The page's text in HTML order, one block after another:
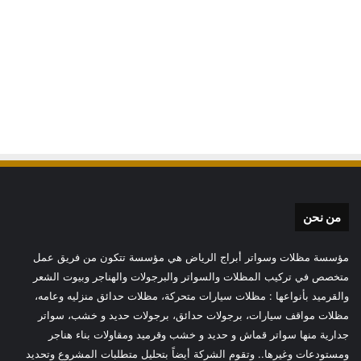
من نحن
مؤسسة مظلات وسواتر أبراج الرياض هي مؤسسة تتكون من فريق عمل
متخصص في تركيب المظلات والسواتر والبرجولات والهناجر وبيوت الشعر
والقرميد بأنواعها : مظلات سيارات متحركة، مظلات حدائق منزليه وعامه،
مظلات مواقف سيارات، برجولات حدائق، برجولات حديد و خشب، سواتر
جدارية منها سواتر قماش و حديد و خشب وقرميد ومقاولات بناء هناجر
ومستودعات وغيرها.. وتقوم الشركة أيضاً بتحليل متطلبات المشروع وتحديد